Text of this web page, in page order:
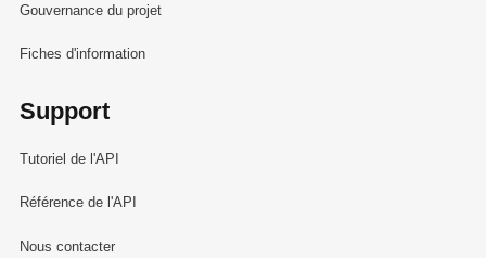
Gouvernance du projet
Fiches d'information
Support
Tutoriel de l'API
Référence de l'API
Nous contacter